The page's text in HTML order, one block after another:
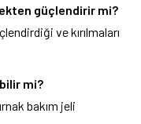
güçlendirir mi?
ve kırılmaları
mi?
bakım jeli